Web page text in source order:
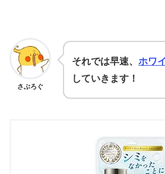
さぶろぐ
それでは早速、 ホワ
していきます！